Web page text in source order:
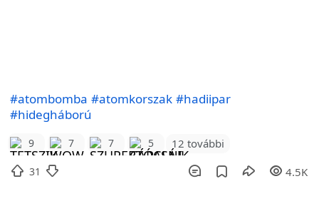
#atombomba #atomkorszak #hadiipar
#hidegháború
9 7 7 5 12 további
31 4.5K